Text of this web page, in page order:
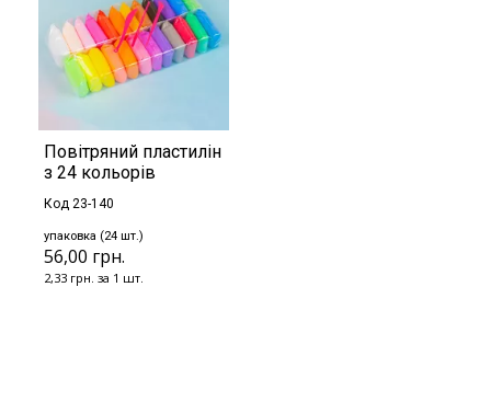
Повітряний пластилін
з 24 кольорів
Код 23-140
упаковка (24 шт.)
56,00 грн.
2,33 грн. за 1 шт.